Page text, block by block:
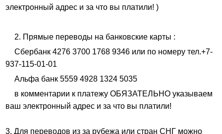
электронный адрес и за что вы платили! )
2. Прямые переводы на банковские карты :
Сбербанк 4276 3700 1768 9346 или по номеру тел.+7-
937-115-01-01
Альфа банк 5559 4928 1324 5035
в комментарии к платежу ОБЯЗАТЕЛЬНО указываем
ваш электронный адрес и за что вы платили!
3. Для переводов из за рубежа или стран СНГ можно